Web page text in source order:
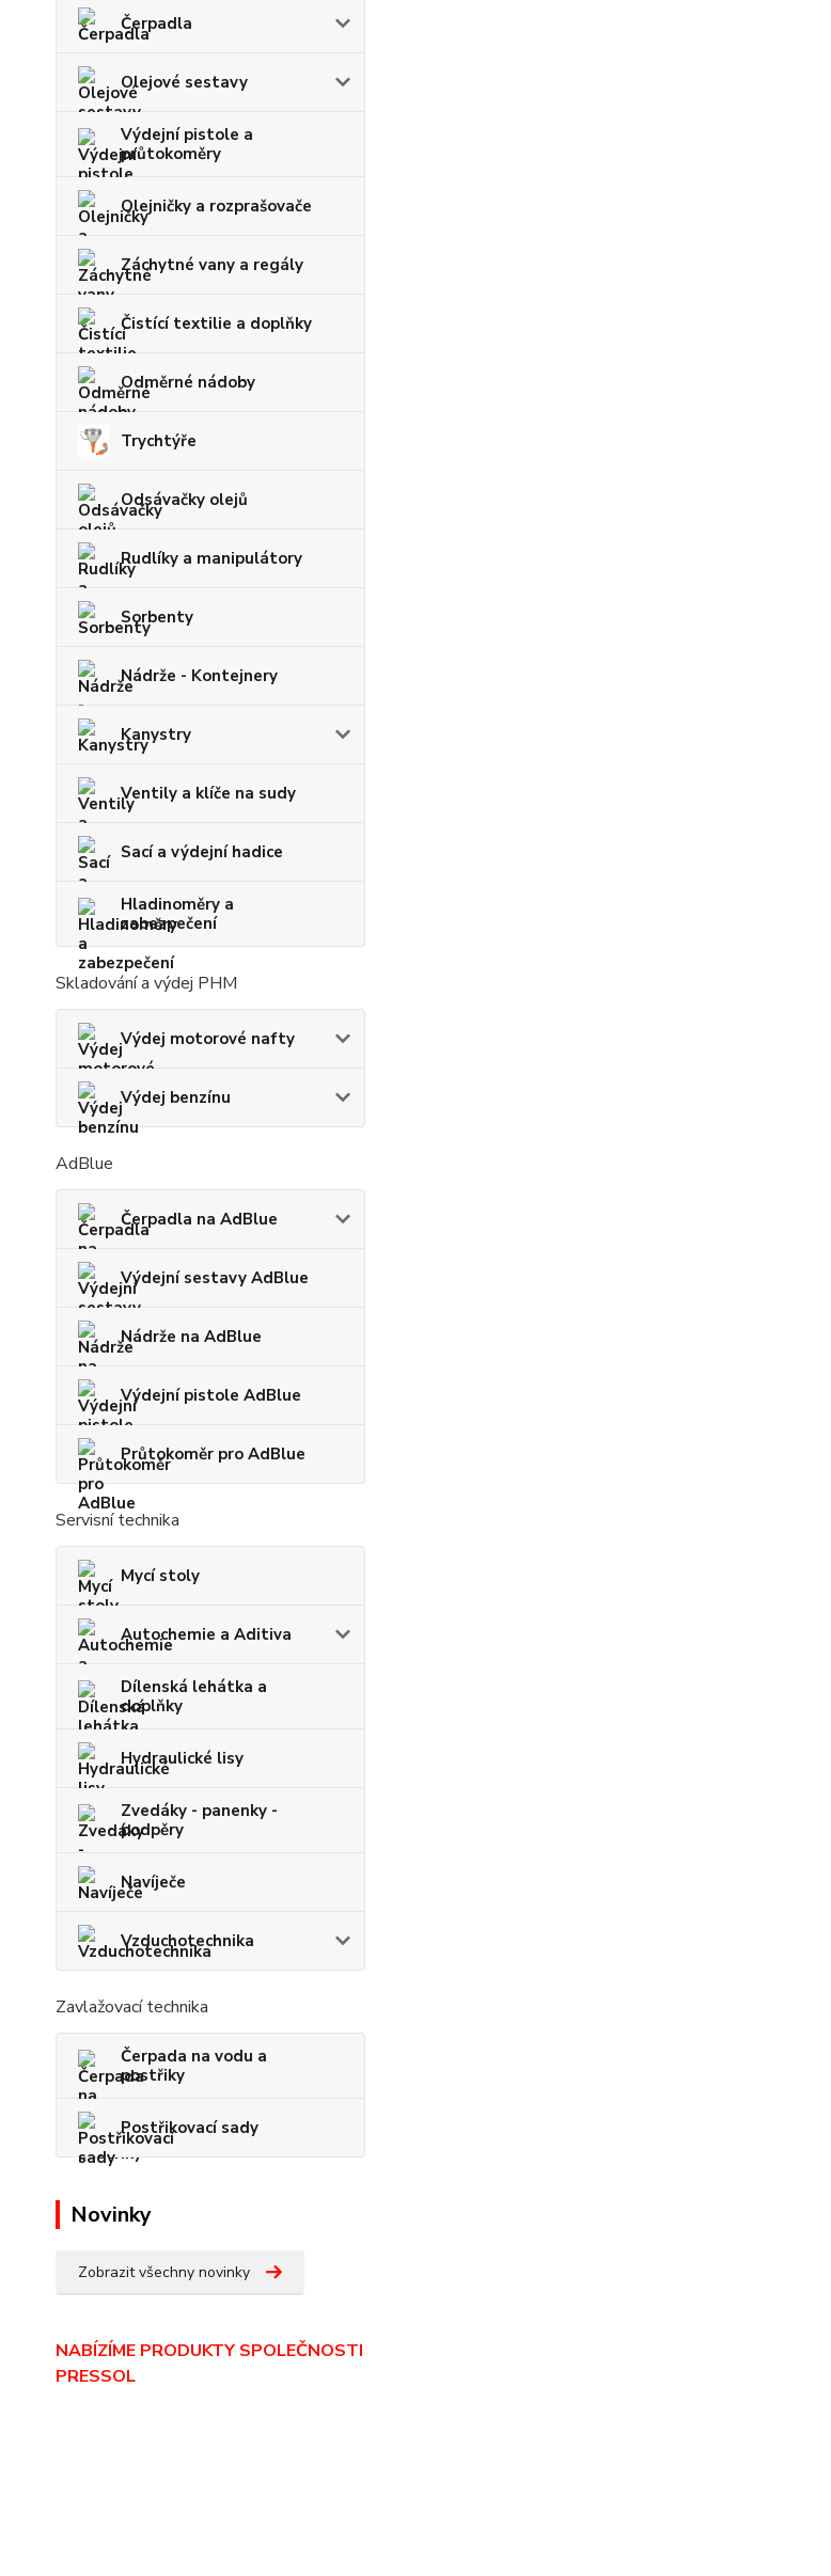
Čerpadla
Olejové sestavy
Výdejní pistole a
průtokoměry
Olejničky a rozprašovače
Záchytné vany a regály
Čistící textilie a doplňky
Odměrné nádoby
Trychtýře
Odsávačky olejů
Rudlíky a manipulátory
Sorbenty
Nádrže - Kontejnery
Kanystry
Ventily a klíče na sudy
Sací a výdejní hadice
Hladinoměry a
zabezpečení
Skladování a výdej PHM
Výdej motorové nafty
Výdej benzínu
AdBlue
Čerpadla na AdBlue
Výdejní sestavy AdBlue
Nádrže na AdBlue
Výdejní pistole AdBlue
Průtokoměr pro AdBlue
Servisní technika
Mycí stoly
Autochemie a Aditiva
Dílenská lehátka a
doplňky
Hydraulické lisy
Zvedáky - panenky -
podpěry
Navíječe
Vzduchotechnika
Zavlažovací technika
Čerpada na vodu a
postřiky
Postřikovací sady
Novinky
Zobrazit všechny novinky
NABÍZÍME PRODUKTY SPOLEČNOSTI
PRESSOL